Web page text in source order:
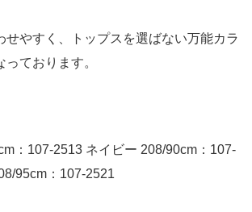
せやすく、トップスを選ばない万能カラ
ております。
：107-2513 ネイビー 208/90cm：107-
95cm：107-2521